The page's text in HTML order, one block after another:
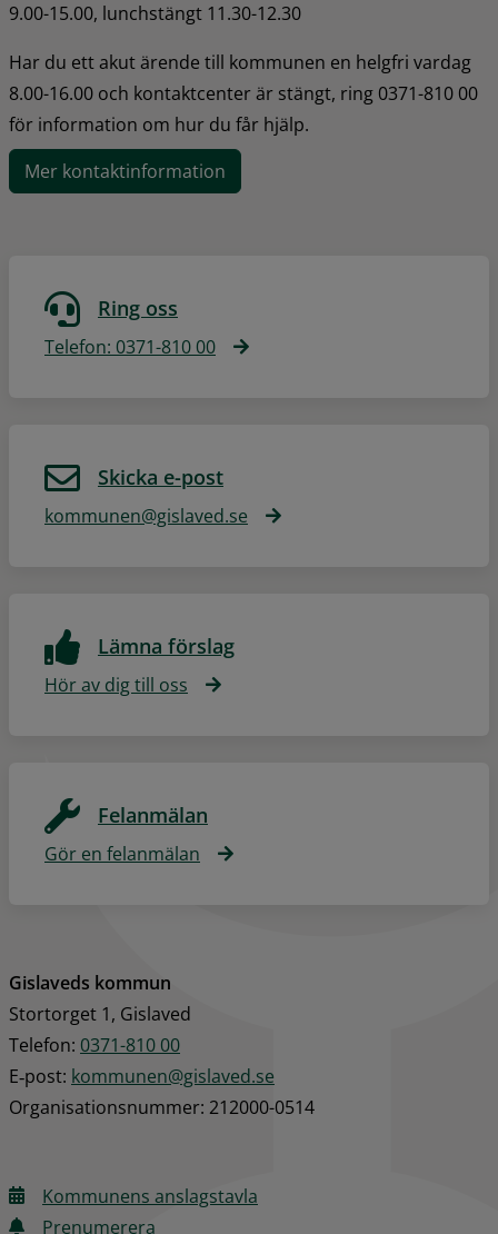
9.00-15.00, lunchstängt 11.30-12.30
Har du ett akut ärende till kommunen en helgfri vardag
8.00-16.00 och kontaktcenter är stängt, ring 0371-810 00
för information om hur du får hjälp.
Mer kontaktinformation
Ring oss
Telefon: 0371-810 00
Skicka e-post
kommunen@gislaved.se
Lämna förslag
Hör av dig till oss
Felanmälan
Gör en felanmälan
Gislaveds kommun
Stortorget 1, Gislaved
Telefon: 0371-810 00
E‑post: kommunen@gislaved.se
Organisationsnummer: 212000-0514
Kommunens anslagstavla
Prenumerera